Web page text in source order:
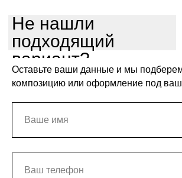
Не нашли
подходящий
вариант?
Оставьте ваши данные и мы
композицию или оформление под